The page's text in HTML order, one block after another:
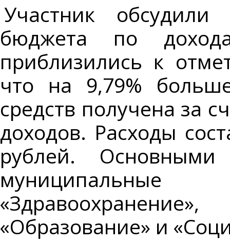
Участник
бюджета по
приблизились к
что на 9,79%
средств получена за
доходов. Расходы
рублей.
муниципальные
«Образование» и